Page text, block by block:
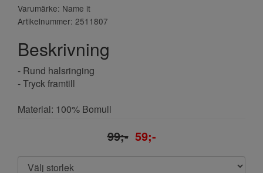
Varumärke: Name it
Artikelnummer: 2511807
Beskrivning
- Rund halsringing
- Tryck framtill
Material: 100% Bomull
99;- 59;-